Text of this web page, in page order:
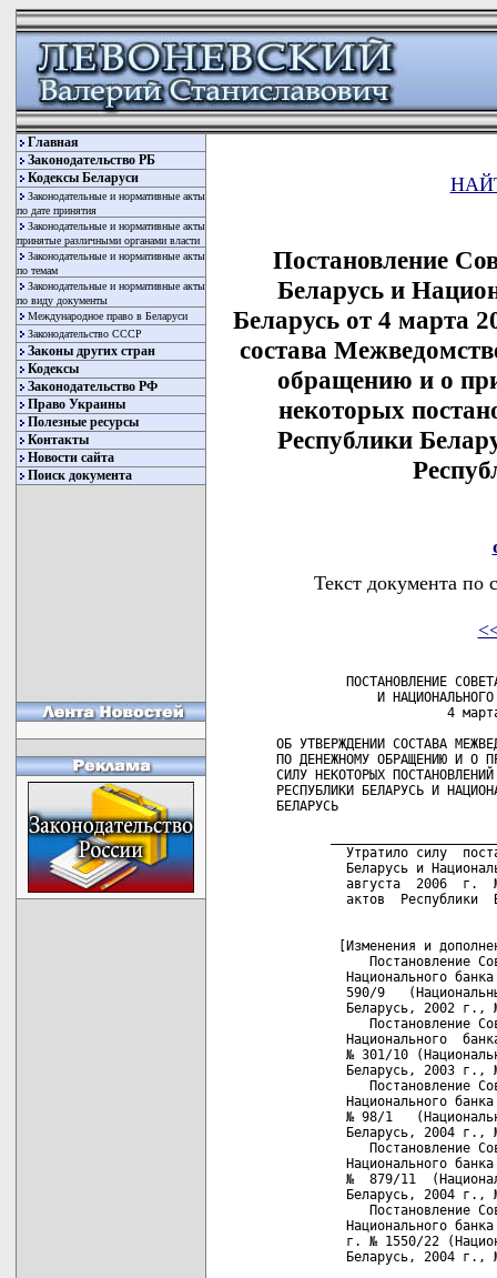
Главная
Законодательство РБ
Кодексы Беларуси
Законодательные и нормативные акты
по дате принятия
Законодательные и нормативные акты
принятые различными органами власти
Законодательные и нормативные акты
по темам
Законодательные и нормативные акты
по виду документы
Международное право в Беларуси
Законодательство СССР
Законы других стран
Кодексы
Законодательство РФ
Право Украины
Полезные ресурсы
Контакты
Новости сайта
Поиск документа
Постановление
Беларусь и
Беларусь от 4 марта
состава
обращению и о
некоторых
Республики
Текст документа по
ПОСТАНОВЛЕНИЕ
И
4
ОБ УТВЕРЖДЕНИИ СОСТАВА
ПО ДЕНЕЖНОМУ ОБРАЩЕНИЮ И О
СИЛУ НЕКОТОРЫХ
РЕСПУБЛИКИ БЕЛАРУСЬ И
БЕЛАРУСЬ
Утратило силу
Беларусь и
августа  2006  г.
актов  Республики
[Изменения и
Постановление
Национального
590/9
Беларусь, 2002 г.,
Постановление
Национального
№ 301/10
Беларусь, 2003 г.,
Постановление
Национального
№ 98/1
Беларусь, 2004 г.,
Постановление
Национального
№  879/11
Беларусь, 2004 г.,
Постановление
Национального
г. № 1550/22
Беларусь, 2004 г.,